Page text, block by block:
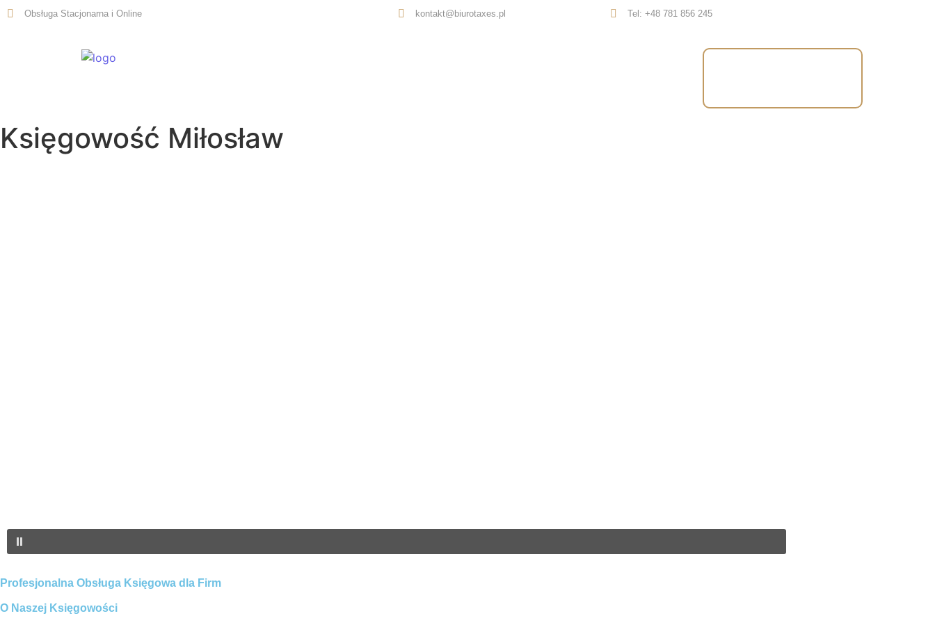
Obsługa Stacjonarna i Online kontakt@biurotaxes.pl Tel: +48 781 856 245
Księgowość Miłosław
Profesjonalna Obsługa Księgowa dla Firm
O Naszej Księgowości